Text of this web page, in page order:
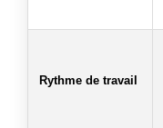
Rythme de travail